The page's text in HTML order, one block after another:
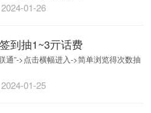
01-26
到抽1~3亓话费
通”->点击横幅进入->简单浏览得次数抽
01-25